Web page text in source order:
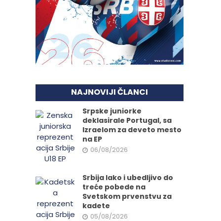
NAJNOVIJI ČLANCI
Srpske juniorke
deklasirale Portugal, sa
Izraelom za deveto mesto
na EP
06/08/2026
Srbija lako i ubedljivo do
treće pobede na
Svetskom prvenstvu za
kadete
05/08/2026